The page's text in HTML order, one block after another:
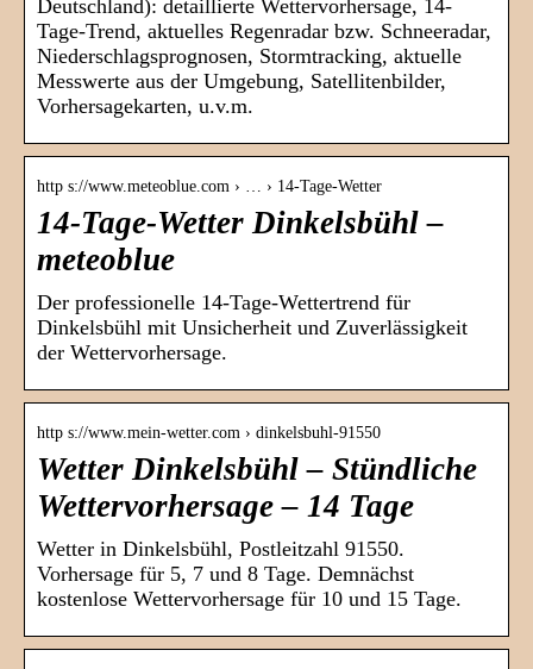
Deutschland): detaillierte Wettervorhersage, 14-
Tage-Trend, aktuelles Regenradar bzw. Schneeradar,
Niederschlagsprognosen, Stormtracking, aktuelle
Messwerte aus der Umgebung, Satellitenbilder,
Vorhersagekarten, u.v.m.
http s://www.meteoblue.com › … › 14-Tage-Wetter
14-Tage-Wetter Dinkelsbühl –
meteoblue
Der professionelle 14-Tage-Wettertrend für
Dinkelsbühl mit Unsicherheit und Zuverlässigkeit
der Wettervorhersage.
http s://www.mein-wetter.com › dinkelsbuhl-91550
Wetter Dinkelsbühl – Stündliche
Wettervorhersage – 14 Tage
Wetter in Dinkelsbühl, Postleitzahl 91550.
Vorhersage für 5, 7 und 8 Tage. Demnächst
kostenlose Wettervorhersage für 10 und 15 Tage.